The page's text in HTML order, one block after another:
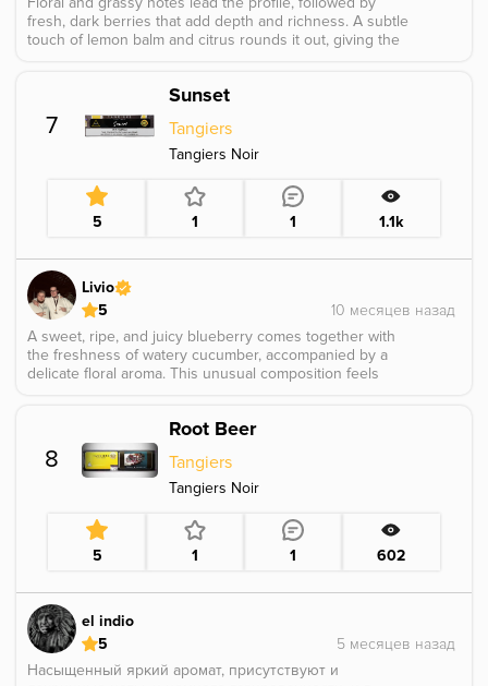
fresh, dark berries that add depth and richness. A subtle
touch of lemon balm and citrus rounds it out, giving the
7
Sunset
Tangiers
Tangiers Noir
5 1 1 1.1k
Livio
5
A sweet, ripe, and juicy blueberry comes together with
the freshness of watery cucumber, accompanied by a
delicate floral aroma. This unusual composition feels
Tangiers Meetup in Arizona, back when it was still an
exclusive tobacco, and already found it very intriguing.
8
Root Beer
Tangiers
Tangiers Noir
5 1 1 602
el indio
5
Насыщенный яркий аромат, присутствуют и